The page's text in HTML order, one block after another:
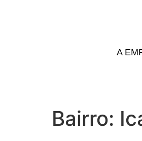
A
Bairro: